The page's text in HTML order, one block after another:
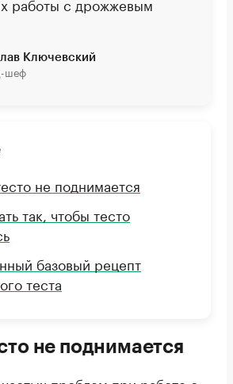
Ключевский
шеф
не поднимается
так, чтобы тесто
базовый рецепт
теста
не поднимается